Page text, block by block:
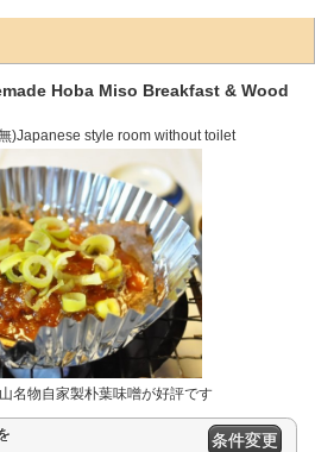
Hoba Miso Breakfast & Wood
)Japanese style room without toilet
名物自家製朴葉味噌が好評です
条件変更